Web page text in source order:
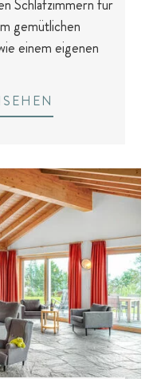
Schlafzimmern für
gemütlichen
einem eigenen